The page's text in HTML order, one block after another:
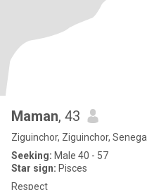
Maman, 43
Ziguinchor, Ziguinchor, Senegal
Seeking: Male 40 - 57
Star sign: Pisces
Respect